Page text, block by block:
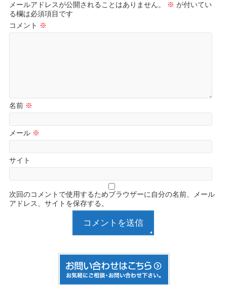
メールアドレスが公開されることはありません。 ※ が付いてい
る欄は必須項目です
コメント ※
名前 ※
メール ※
サイト
次回のコメントで使用するためブラウザーに自分の名前、メール
アドレス、サイトを保存する。